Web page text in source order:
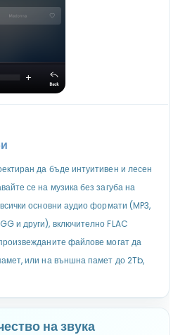
да бъде интуитивен и лесен
се на музика без загуба на
основни аудио формати (MP3,
и други), включително FLAC
файлове могат да
или на външна памет до 2Tb,
на звука